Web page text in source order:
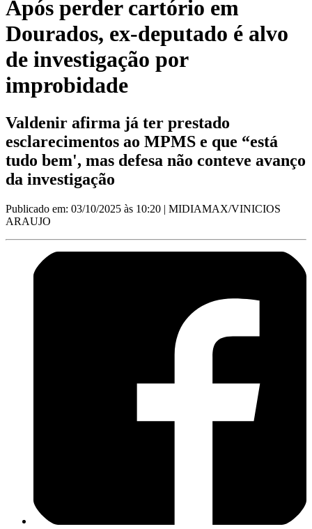
Após perder cartório em
Dourados, ex-deputado é alvo
de investigação por
improbidade
Valdenir afirma já ter prestado
esclarecimentos ao MPMS e que “está
tudo bem', mas defesa não conteve avanço
da investigação
Publicado em: 03/10/2025 às 10:20 | MIDIAMAX/VINICIOS
ARAUJO